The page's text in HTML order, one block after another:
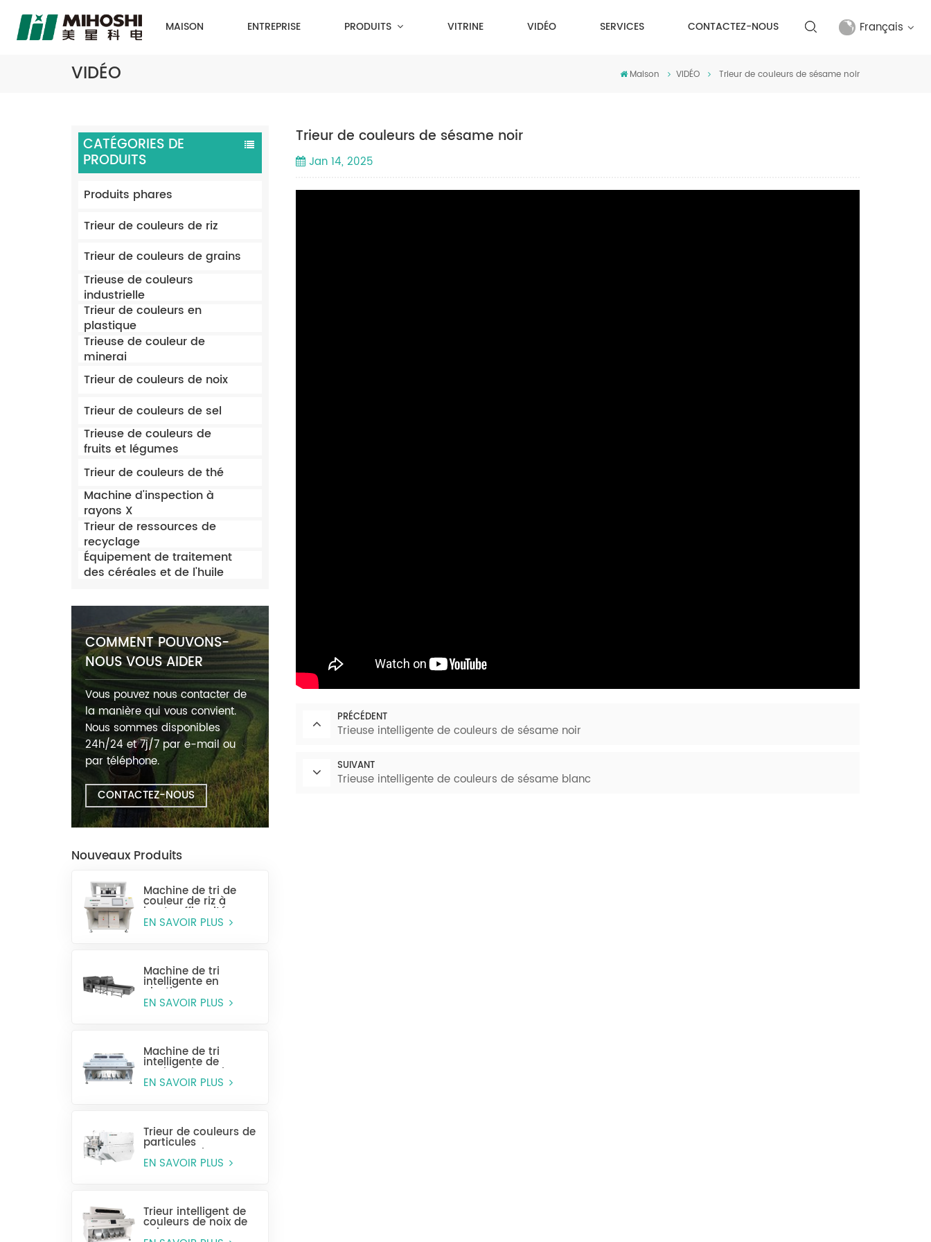
MAISON ENTREPRISE PRODUITS VITRINE VIDÉO SERVICES CONTACTEZ-NOUS Français
VIDÉO Maison VIDÉO Trieur de couleurs de sésame noir
CATÉGORIES DE
PRODUITS
Produits phares
Trieur de couleurs de riz
Trieur de couleurs de grains
Trieuse de couleurs
industrielle
Trieur de couleurs en
plastique
Trieuse de couleur de
minerai
Trieur de couleurs de noix
Trieur de couleurs de sel
Trieuse de couleurs de
fruits et légumes
Trieur de couleurs de thé
Machine d'inspection à
rayons X
Trieur de ressources de
recyclage
Équipement de traitement
des céréales et de l'huile
COMMENT POUVONS-
NOUS VOUS AIDER
Vous pouvez nous contacter de
la manière qui vous convient.
Nous sommes disponibles
24h/24 et 7j/7 par e-mail ou
par téléphone.
CONTACTEZ-NOUS
Nouveaux Produits
Machine de tri de
couleur de riz à
haute efficacité
MR128
EN SAVOIR PLUS
Machine de tri
intelligente en
plastique pour
bouteilles entières
EN SAVOIR PLUS
Machine de tri
intelligente de
couleur de grain
CCD MG448
EN SAVOIR PLUS
Trieur de couleurs de
particules
monocouche
(sélection humide)
EN SAVOIR PLUS
Trieur intelligent de
couleurs de noix de
cajou
Trieur de couleurs de sésame noir
Jan 14, 2025
PRÉCÉDENT
Trieuse intelligente de couleurs de sésame noir
SUIVANT
Trieuse intelligente de couleurs de sésame blanc